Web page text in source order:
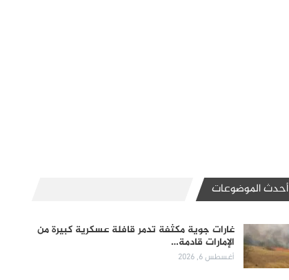
أحدث الموضوعات
غارات جوية مكثفة تدمر قافلة عسكرية كبيرة من
الإمارات قادمة…
أغسطس 6, 2026